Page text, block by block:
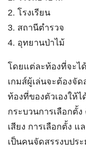
2. โรงเรียน
3. สถานีตำรวจ
4. อุทยานป่าไม้
โดยแต่ละท้องที่จะไ
เกมส์ผู้เล่นจะต้องจั
ท้องที่ของตัวเองให้
กระบวนการเลือกตั้
เสียง การเลือกตั้ง แ
เป็นคนจัดสรรงบปร